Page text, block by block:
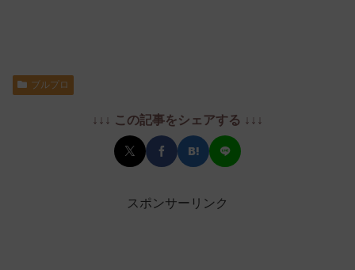
ブルプロ
↓↓↓ この記事をシェアする ↓↓↓
スポンサーリンク